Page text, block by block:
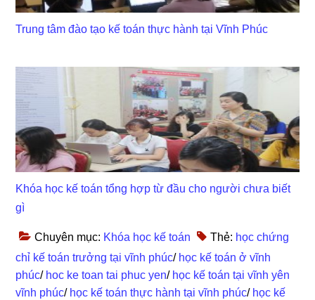
Trung tâm đào tạo kế toán thực hành tại Vĩnh Phúc
Khóa học kế toán tổng hợp từ đầu cho người chưa biết
gì
Chuyên mục: Khóa học kế toán Thẻ: học chứng
chỉ kế toán trưởng tại vĩnh phúc/ học kế toán ở vĩnh
phúc/ hoc ke toan tai phuc yen/ học kế toán tại vĩnh yên
vĩnh phúc/ học kế toán thực hành tại vĩnh phúc/ học kế